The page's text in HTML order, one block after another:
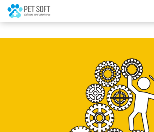
query failed, Table
Query: /*qc=on*/ select * from preload_images